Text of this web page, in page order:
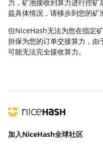
力，矿池接收到算力进行挖
益具体情况，请移步到您的矿
但NiceHash无法为您在指定
担保为您的订单交接算力，
可能无法完全接收算力。
加入NiceHash全球社区